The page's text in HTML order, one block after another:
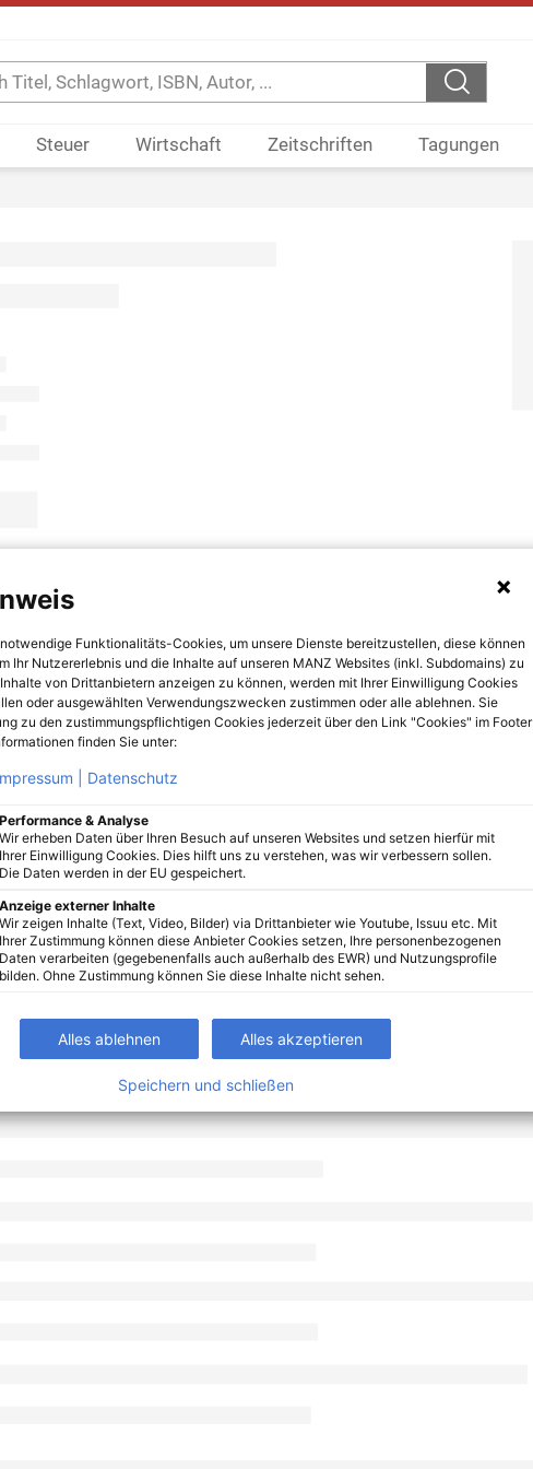
Steuer Wirtschaft Zeitschriften Tagungen
Funktionalitäts-Cookies, um unsere Dienste bereitzustellen, diese können
Ihr Nutzererlebnis und die Inhalte auf unseren MANZ Websites (inkl. Subdomains) zu
von Drittanbietern anzeigen zu können, werden mit Ihrer Einwilligung Cookies
oder ausgewählten Verwendungszwecken zustimmen oder alle ablehnen. Sie
zu den zustimmungspflichtigen Cookies jederzeit über den Link "Cookies" im Footer
finden Sie unter:
| Datenschutz
Performance & Analyse
Wir erheben Daten über Ihren Besuch auf unseren Websites und setzen hierfür mit
Ihrer Einwilligung Cookies. Dies hilft uns zu verstehen, was wir verbessern sollen.
Die Daten werden in der EU gespeichert.
Anzeige externer Inhalte
Wir zeigen Inhalte (Text, Video, Bilder) via Drittanbieter wie Youtube, Issuu etc. Mit
Ihrer Zustimmung können diese Anbieter Cookies setzen, Ihre personenbezogenen
Daten verarbeiten (gegebenenfalls auch außerhalb des EWR) und Nutzungsprofile
bilden. Ohne Zustimmung können Sie diese Inhalte nicht sehen.
Alles ablehnen Alles akzeptieren
Speichern und schließen